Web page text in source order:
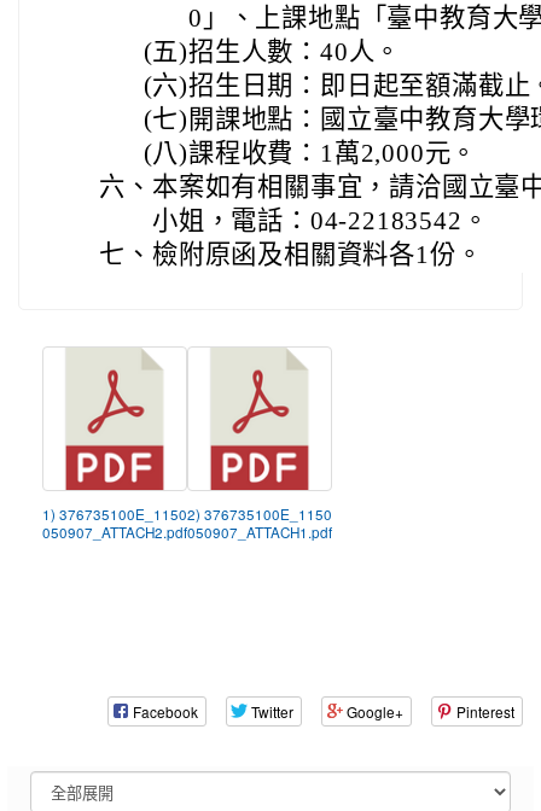
0」、上課地點「臺中教育大
(五)招生人數：40人。
(六)招生日期：即日起至額滿截止
(七) 開課地點：國立臺中教育大學
(八)課程收費：1萬2,000元。
六、 本案如有相關事宜，請洽國立臺
小姐，電話：04-22183542。
七、 檢附原函及相關資料各1份。
1) 376735100E_1150
050907_ATTACH2.pdf
2) 376735100E_1150
050907_ATTACH1.pdf
Facebook Twitter Google+ Pinterest